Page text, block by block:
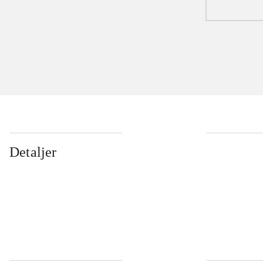
Detaljer